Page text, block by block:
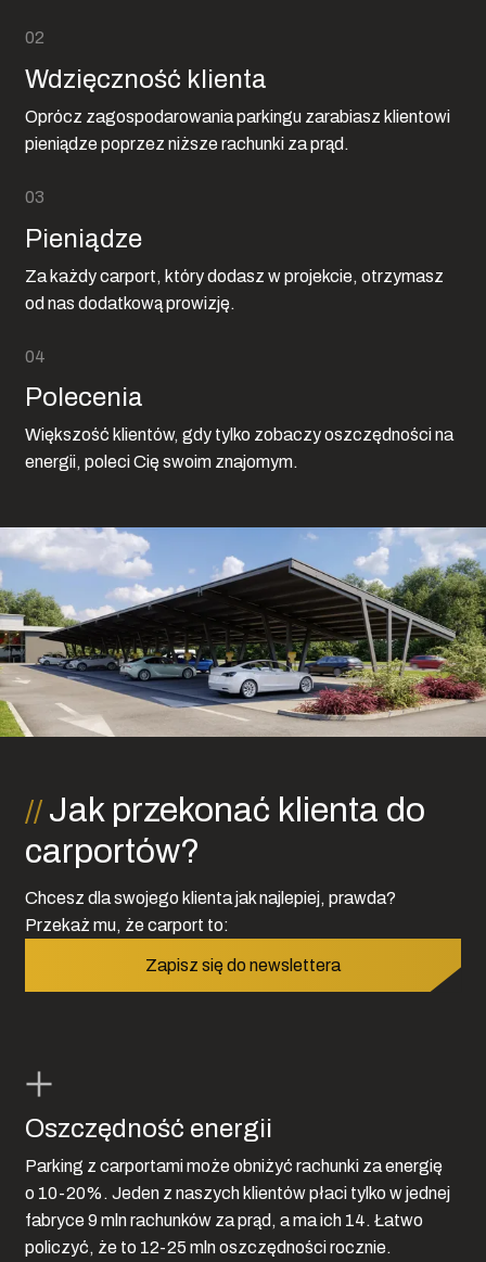
Wdzięczność klienta
Oprócz zagospodarowania parkingu zarabiasz klientowi
pieniądze poprzez niższe rachunki za prąd.
Pieniądze
Za każdy carport, który dodasz w projekcie, otrzymasz
od nas dodatkową prowizję.
Polecenia
Większość klientów, gdy tylko zobaczy oszczędności na
energii, poleci Cię swoim znajomym.
Jak przekonać klienta do
carportów?
Chcesz dla swojego klienta jak najlepiej, prawda?
Przekaż mu, że carport to:
Zapisz się do newslettera
Oszczędność energii
Parking z carportami może obniżyć rachunki za energię
o 10-20%. Jeden z naszych klientów płaci tylko w jednej
fabryce 9 mln rachunków za prąd, a ma ich 14. Łatwo
policzyć, że to 12-25 mln oszczędności rocznie.